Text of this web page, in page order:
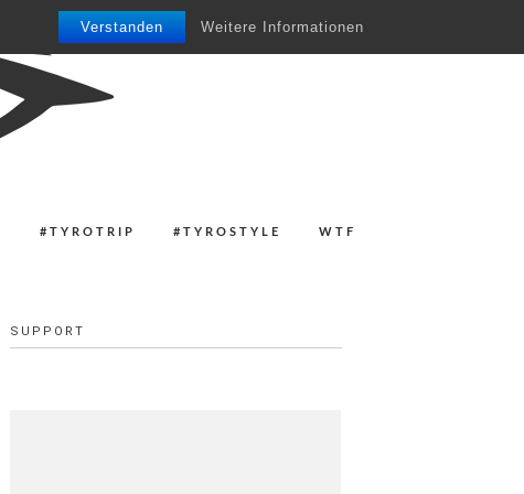
Verstanden Weitere Informationen
#TYROTRIP #TYROSTYLE WTF
SUPPORT